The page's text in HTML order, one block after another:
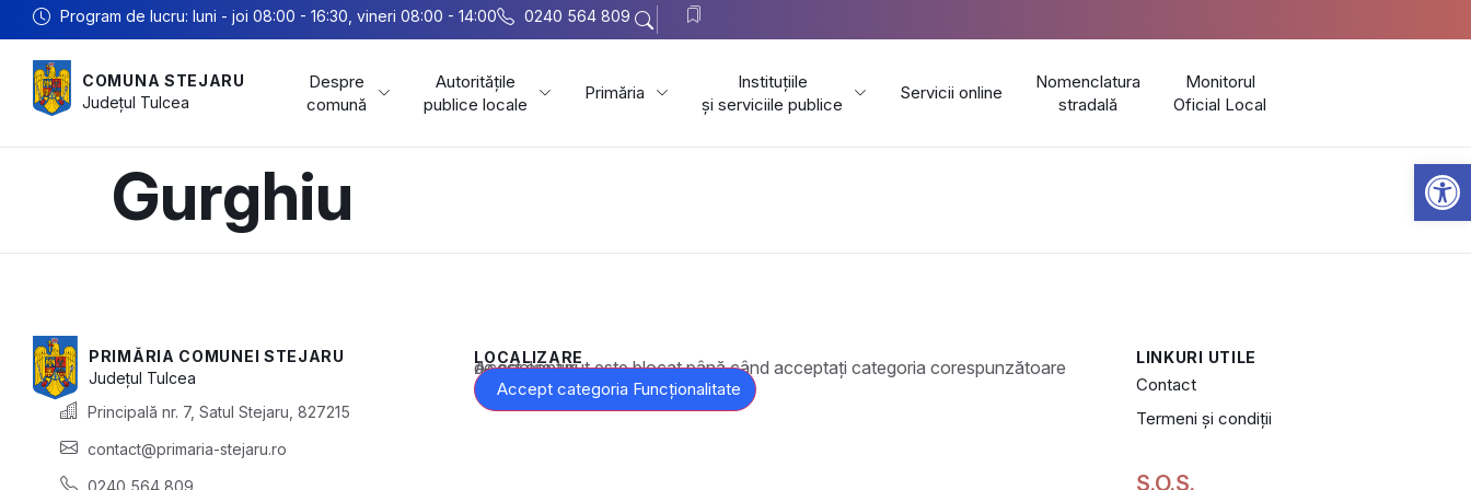
Program de lucru: luni - joi 08:00 - 16:30, vineri 08:00 - 14:00 0240 564 809
COMUNA STEJARU
Județul Tulcea
Despre
comună
Autoritățile
publice locale
Primăria
Instituțiile
și serviciile publice
Servicii online
Nomenclatura
stradală
Monitorul
Oficial Local
Gurghiu
PRIMĂRIA COMUNEI STEJARU
Județul Tulcea
Principală nr. 7, Satul Stejaru, 827215
contact@primaria-stejaru.ro
0240 564 809
LOCALIZARE
Acest conținut este blocat până când acceptați categoria corespunzătoare de cookie-uri.
Accept categoria Funcționalitate
LINKURI UTILE
Contact
Termeni și condiții
S.O.S.